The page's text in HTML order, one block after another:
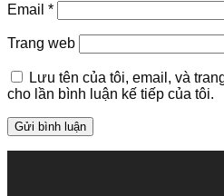
Email *
Trang web
Lưu tên của tôi, email, và
cho lần bình luận kế tiếp của tôi.